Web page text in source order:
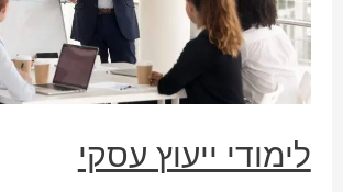
לימודי ייעוץ עסקי